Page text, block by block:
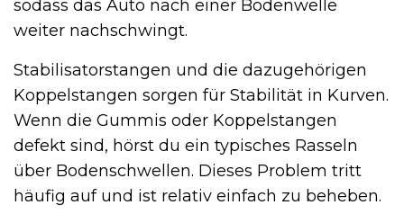
sodass das Auto nach einer Bodenwelle
weiter nachschwingt.
Stabilisatorstangen und die dazugehörigen
Koppelstangen sorgen für Stabilität in Kurven.
Wenn die Gummis oder Koppelstangen
defekt sind, hörst du ein typisches Rasseln
über Bodenschwellen. Dieses Problem tritt
häufig auf und ist relativ einfach zu beheben.